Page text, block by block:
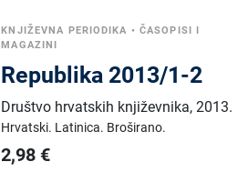
KNJIŽEVNA PERIODIKA • ČASOPISI I
MAGAZINI
Republika 2013/1-2
Društvo hrvatskih književnika,2013.
Hrvatski. Latinica. Broširano.
2,98 €